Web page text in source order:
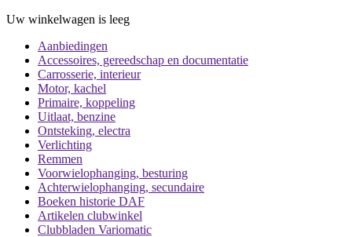
Uw winkelwagen is leeg
Aanbiedingen
Accessoires, gereedschap en documentatie
Carrosserie, interieur
Motor, kachel
Primaire, koppeling
Uitlaat, benzine
Ontsteking, electra
Verlichting
Remmen
Voorwielophanging, besturing
Achterwielophanging, secundaire
Boeken historie DAF
Artikelen clubwinkel
Clubbladen Variomatic